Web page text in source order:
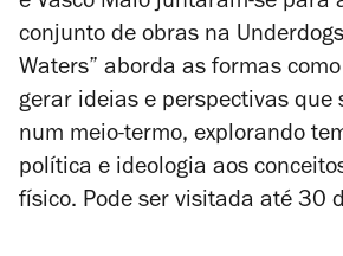
conjunto de obras na
Waters” aborda as formas
gerar ideias e perspectivas que
num meio-termo, explorando
política e ideologia aos
físico. Pode ser visitada até 30